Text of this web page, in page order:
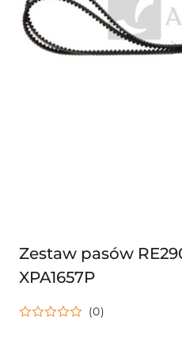
Zestaw pasów
XPA1657P
(0)